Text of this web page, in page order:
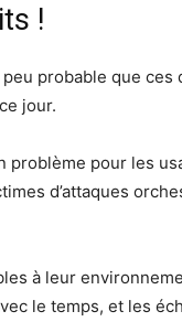
!
probable que
jour.
pour les
d’attaques
à leur
le temps, et les